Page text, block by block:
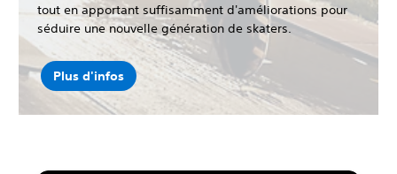
tout en apportant suffisamment d'améliorations pour
séduire une nouvelle génération de skaters.
Plus d'infos